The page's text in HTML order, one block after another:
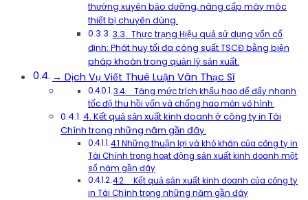
thường xuyên bảo dưỡng, nâng cấp máy móc
thiết bị chuyên dùng.
3.3. Thực trạng Hiệu quả sử dụng vốn cố
định: Phát huy tối đa công suất TSCĐ bằng biện
pháp khoán trong quản lý sản xuất.
→ Dịch Vụ Viết Thuê Luận Văn Thạc Sĩ
3.4. Tăng mức trích khấu hao để đẩy nhanh
tốc độ thu hồi vốn và chống hao mòn vô hình.
4. Kết quả sản xuất kinh doanh ở công ty in Tài
Chính trong những năm gần đây.
4.1 Những thuận lợi và khó khăn của công ty in
Tài Chính trong hoạt động sản xuất kinh doanh một
số năm gần đây
4.2. Kết quả sản xuất kinh doanh của công ty
in Tài Chính trong những năm gần đây